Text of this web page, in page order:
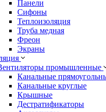
Панели
Сифоны
Теплоизоляция
Труба медная
Фреон
Экраны
промышленные
Канальные
Канальные круглые
Крышные
Дестратификаторы